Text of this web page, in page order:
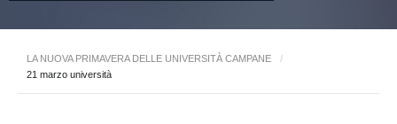
LA NUOVA PRIMAVERA DELLE UNIVERSITÀ CAMPANE
/
21 marzo università